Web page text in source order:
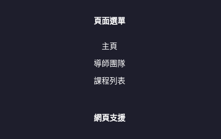
頁面選單
主頁
導師團隊
課程列表
網頁支援